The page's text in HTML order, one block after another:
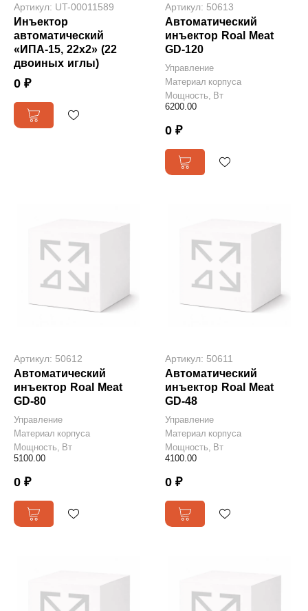
Артикул: UT-00011589
Инъектор
автоматический
«ИПА-15, 22х2» (22
двоиных иглы)
0 ₽
Артикул: 50613
Автоматический
инъектор Roal Meat
GD-120
Управление
Материал корпуса
Мощность, Вт
6200.00
0 ₽
Артикул: 50612
Автоматический
инъектор Roal Meat
GD-80
Управление
Материал корпуса
Мощность, Вт
5100.00
0 ₽
Артикул: 50611
Автоматический
инъектор Roal Meat
GD-48
Управление
Материал корпуса
Мощность, Вт
4100.00
0 ₽